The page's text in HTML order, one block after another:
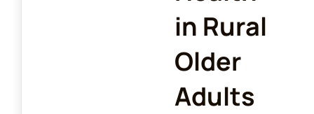
in Rural
Older
Adults